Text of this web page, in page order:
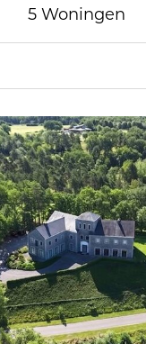
5 Woningen